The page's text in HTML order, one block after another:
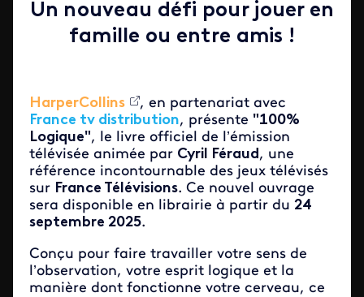
Un nouveau défi pour jouer en
famille ou entre amis !
HarperCollins
, en partenariat avec
France tv distribution, présente "100%
Logique", le livre officiel de l’émission
télévisée animée par Cyril Féraud, une
référence incontournable des jeux télévisés
sur France Télévisions. Ce nouvel ouvrage
sera disponible en librairie à partir du 24
septembre 2025.
Conçu pour faire travailler votre sens de
l’observation, votre esprit logique et la
manière dont fonctionne votre cerveau, ce